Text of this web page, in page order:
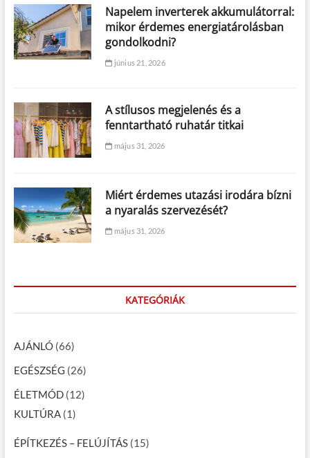
Napelem inverterek akkumulátorral:
mikor érdemes energiatárolásban
gondolkodni?
június 21, 2026
A stílusos megjelenés és a
fenntartható ruhatár titkai
május 31, 2026
Miért érdemes utazási irodára bízni
a nyaralás szervezését?
május 31, 2026
KATEGÓRIÁK
AJÁNLÓ(66)
EGÉSZSÉG (26)
ÉLETMÓD(12)
KULTÚRA(1)
ÉPÍTKEZÉS – FELÚJÍTÁS(15)